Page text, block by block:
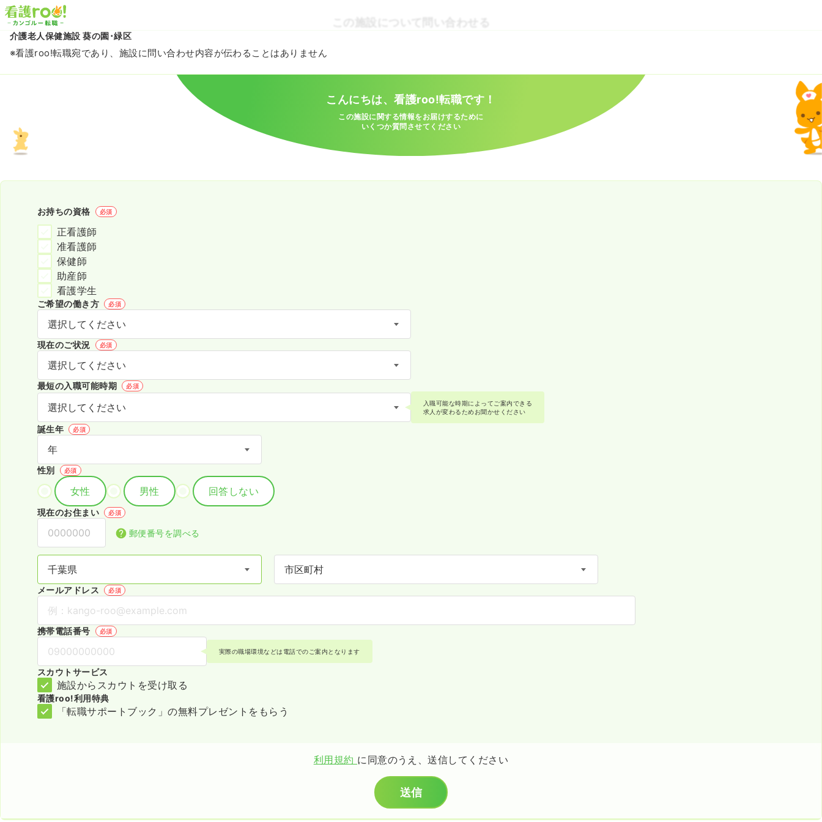
この施設について問い合わせる
介護老人保健施設 葵の園･緑区
※看護roo!転職宛であり、施設に問い合わせ内容が伝わることはありません
こんにちは、看護roo!転職です！
この施設に関する情報をお届けするために
いくつか質問させてください
お持ちの資格 必須
正看護師
准看護師
保健師
助産師
看護学生
ご希望の働き方 必須
現在のご状況 必須
最短の入職可能時期 必須
入職可能な時期によってご案内できる
求人が変わるためお聞かせください
誕生年 必須
性別 必須
女性 男性 回答しない
現在のお住まい 必須
郵便番号を調べる
メールアドレス 必須
携帯電話番号 必須
実際の職場環境などは電話でのご案内となります
スカウトサービス
施設からスカウトを受け取る
看護roo!利用特典
「転職サポートブック」の無料プレゼントをもらう
利用規約 に同意のうえ、送信してください
送信